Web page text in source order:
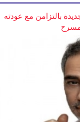
بالتزامن مع عودته